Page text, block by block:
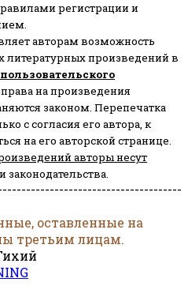
регистрации и
авторам возможность
литературных произведений в
пользовательского
на произведения
законом. Перепечатка
с согласия его автора, к
на его авторской странице.
авторы несут
законодательства.
оставленные на
третьим лицам.